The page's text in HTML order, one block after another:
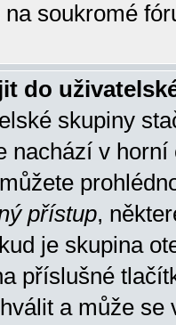
soukromé
do
skupiny
nachází v horní
přístup,
je skupina
příslušné
a může se